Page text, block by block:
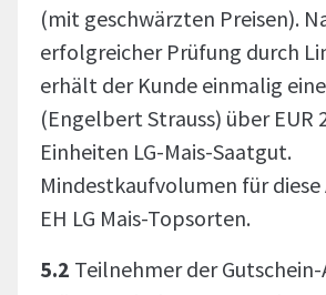
(mit geschwärzten Preisen).
erfolgreicher Prüfung durch
erhält der Kunde einmalig
(Engelbert Strauss) über EUR
Einheiten LG-Mais-Saatgut.
Mindestkaufvolumen für diese
EH LG Mais-Topsorten.
5.2 Teilnehmer der